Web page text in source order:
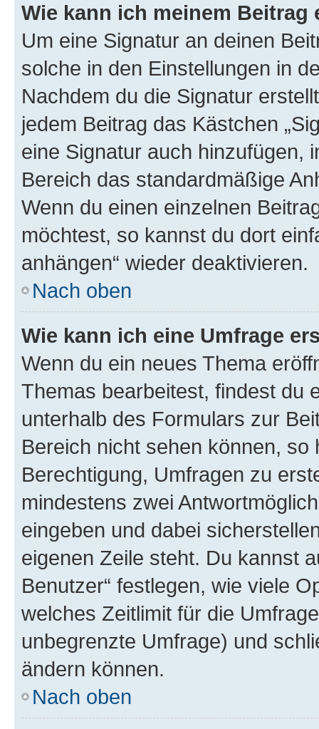
Wie kann ich meinem
Um eine Signatur an deinen
solche in den Einstellungen in
Nachdem du die Signatur
jedem Beitrag das Kästchen
eine Signatur auch hinzufügen,
Bereich das standardmäßige
Wenn du einen einzelnen
möchtest, so kannst du dort
anhängen“ wieder deaktivieren.
Nach oben
Wie kann ich eine Umfrage
Wenn du ein neues Thema
Themas bearbeitest, findest du
unterhalb des Formulars zur
Bereich nicht sehen können,
Berechtigung, Umfragen zu
mindestens zwei
eingeben und dabei
eigenen Zeile steht. Du kannst
Benutzer“ festlegen, wie viele
welches Zeitlimit für die
unbegrenzte Umfrage) und
ändern können.
Nach oben